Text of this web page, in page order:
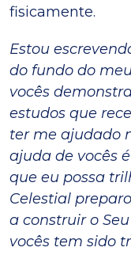
fisicamente.
Estou
do fundo do
vocês
estudos que
ter me ajudado
ajuda de vocês
que eu possa
Celestial
a construir o
vocês tem sido